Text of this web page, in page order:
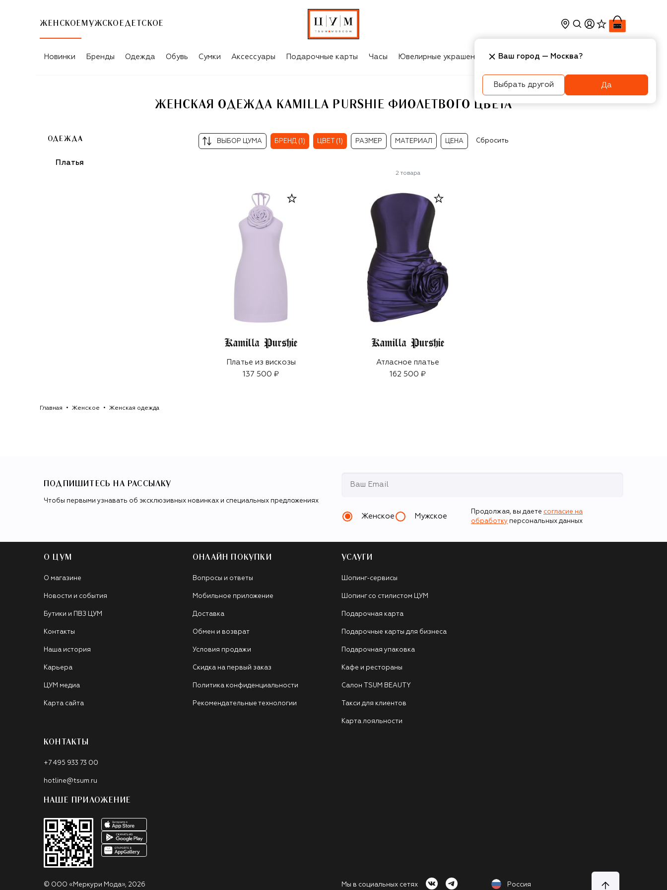
ЖЕНСКОЕ МУЖСКОЕ ДЕТСКОЕ
ЖЕНСКАЯ ОДЕЖДА KAMILLA PURSHIE ФИОЛЕТВОГО ЦВЕТА
Новинки Бренды Одежда Обувь Сумки Аксессуары Подарочные карты Часы Ювелирные украшения Косметика Интерьер
ЖЕНСКАЯ ОДЕЖДА KAMILLA PURSHIE ФИОЛЕТВОГО ЦВЕТА
ОДЕЖДА
Платья
ВЫБОР ЦУМА БРЕНД (1) ЦВЕТ (1) РАЗМЕР МАТЕРИАЛ ЦЕНА Сбросить
2 товара
Платье из вискозы
137 500 ₽
Атласное платье
162 500 ₽
Главная Женское Женская одежда
ПОДПИШИТЕСЬ НА РАССЫЛКУ
Чтобы первыми узнавать об эксклюзивных новинках и специальных предложениях
Женское Мужское
Продолжая, вы даете согласие на
обработку персональных данных
О ЦУМ
О магазине
Новости и события
Бутики и ПВЗ ЦУМ
Контакты
Наша история
Карьера
ЦУМ медиа
Карта сайта
ОНЛАЙН ПОКУПКИ
Вопросы и ответы
Мобильное приложение
Доставка
Обмен и возврат
Условия продажи
Скидка на первый заказ
Политика конфиденциальности
Рекомендательные технологии
УСЛУГИ
Шопинг-сервисы
Шопинг со стилистом ЦУМ
Подарочная карта
Подарочные карты для бизнеса
Подарочная упаковка
Кафе и рестораны
Салон TSUM BEAUTY
Такси для клиентов
Карта лояльности
КОНТАКТЫ
+7 495 933 73 00
hotline@tsum.ru
НАШЕ ПРИЛОЖЕНИЕ
© ООО «Меркури Мода», 2026 Мы в социальных сетях Россия
Ваш город — Москва?
Выбрать другой Да